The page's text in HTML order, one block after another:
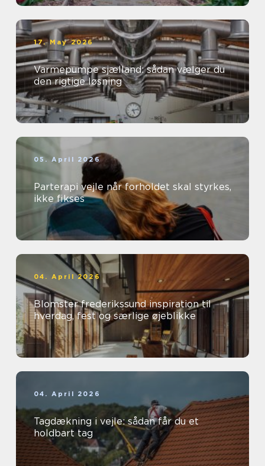
17. May 2026
Varmepumpe sjælland: sådan vælger du
den rigtige løsning
05. April 2026
Parterapi vejle når forholdet skal styrkes,
ikke fikses
04. April 2026
Blomster frederikssund inspiration til
hverdag, fest og særlige øjeblikke
04. April 2026
Tagdækning i vejle: sådan får du et
holdbart tag